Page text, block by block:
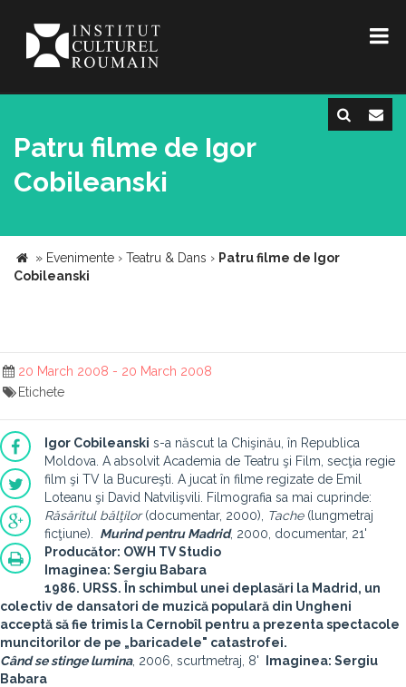
Patru filme de Igor
Cobileanski
» Evenimente › Teatru & Dans › Patru filme de Igor
Cobileanski
20 March 2008 - 20 March 2008
Etichete
Igor Cobileanski s-a născut la Chişinău, în Republica
Moldova. A absolvit Academia de Teatru şi Film, secţia regie
film şi TV la Bucureşti. A jucat în filme regizate de Emil
Loteanu şi David Natvilişvili. Filmografia sa mai cuprinde:
Răsăritul bălţilor(documentar, 2000), Tache (lungmetraj
ficţiune).
Murind pentru Madrid, 2000, documentar, 21'
Producător: OWH TV Studio
Imaginea: Sergiu Babara
1986. URSS. În schimbul unei deplasări la Madrid, un
colectiv de dansatori de muzică populară din Ungheni
acceptă să fie trimis la Cernobîl pentru a prezenta spectacole
muncitorilor de pe „baricadele" catastrofei.
Când se stinge lumina, 2006, scurtmetraj, 8'
Imaginea: Sergiu
Babara